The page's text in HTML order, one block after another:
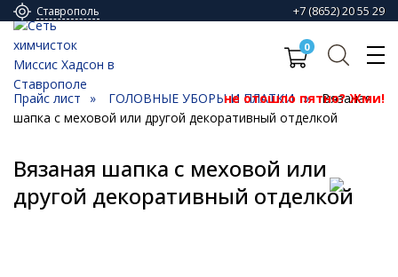
+7 (8652) 20 55 29
Ставрополь
0
не отошло пятно? Жми!
Прайс лист ГОЛОВНЫЕ УБОРЫ И ПЛАТКИ
Вязаная
шапка с меховой или другой декоративный отделкой
Вязаная шапка с меховой или
другой декоративный отделкой